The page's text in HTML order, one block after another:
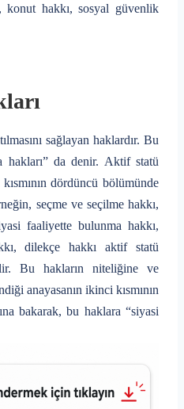
konut hakkı, sosyal güvenlik
sağlayan haklardır. Bu
hakları” da denir. Aktif statü
dördüncü bölümünde
seçme ve seçilme hakkı,
faaliyette bulunma hakkı,
dilekçe hakkı aktif statü
Bu hakların niteliğine ve
anayasanın ikinci kısmının
bakarak, bu haklara “siyasi